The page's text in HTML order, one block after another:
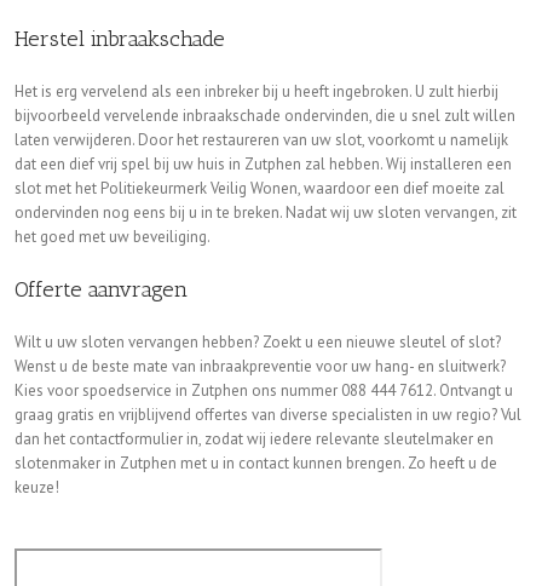
Herstel inbraakschade
Het is erg vervelend als een inbreker bij u heeft ingebroken. U zult hierbij
bijvoorbeeld vervelende inbraakschade ondervinden, die u snel zult willen
laten verwijderen. Door het restaureren van uw slot, voorkomt u namelijk
dat een dief vrij spel bij uw huis in Zutphen zal hebben. Wij installeren een
slot met het Politiekeurmerk Veilig Wonen, waardoor een dief moeite zal
ondervinden nog eens bij u in te breken. Nadat wij uw sloten vervangen, zit
het goed met uw beveiliging.
Offerte aanvragen
Wilt u uw sloten vervangen hebben? Zoekt u een nieuwe sleutel of slot?
Wenst u de beste mate van inbraakpreventie voor uw hang- en sluitwerk?
Kies voor spoedservice in Zutphen ons nummer 088 444 7612. Ontvangt u
graag gratis en vrijblijvend offertes van diverse specialisten in uw regio? Vul
dan het contactformulier in, zodat wij iedere relevante sleutelmaker en
slotenmaker in Zutphen met u in contact kunnen brengen. Zo heeft u de
keuze!